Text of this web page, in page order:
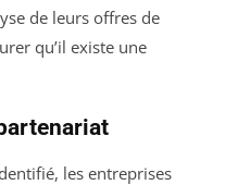
de leurs offres de
qu’il existe une
les entreprises